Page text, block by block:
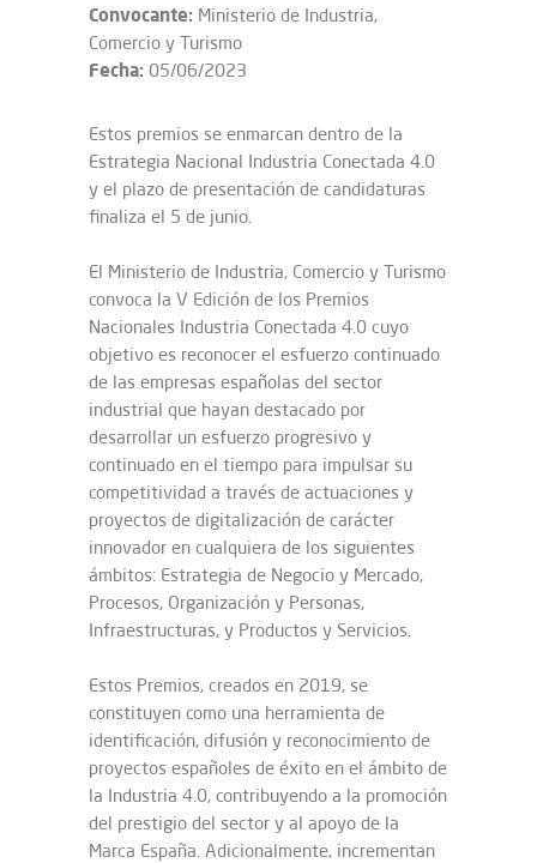
Convocante: Ministerio de Industria,
Comercio y Turismo
Fecha: 05/06/2023
Estos premios se enmarcan dentro de la
Estrategia Nacional Industria Conectada 4.0
y el plazo de presentación de candidaturas
finaliza el 5 de junio.
El Ministerio de Industria, Comercio y Turismo
convoca la V Edición de los Premios
Nacionales Industria Conectada 4.0 cuyo
objetivo es reconocer el esfuerzo continuado
de las empresas españolas del sector
industrial que hayan destacado por
desarrollar un esfuerzo progresivo y
continuado en el tiempo para impulsar su
competitividad a través de actuaciones y
proyectos de digitalización de carácter
innovador en cualquiera de los siguientes
ámbitos: Estrategia de Negocio y Mercado,
Procesos, Organización y Personas,
Infraestructuras, y Productos y Servicios.
Estos Premios, creados en 2019, se
constituyen como una herramienta de
identificación, difusión y reconocimiento de
proyectos españoles de éxito en el ámbito de
la Industria 4.0, contribuyendo a la promoción
del prestigio del sector y al apoyo de la
Marca España. Adicionalmente, incrementan